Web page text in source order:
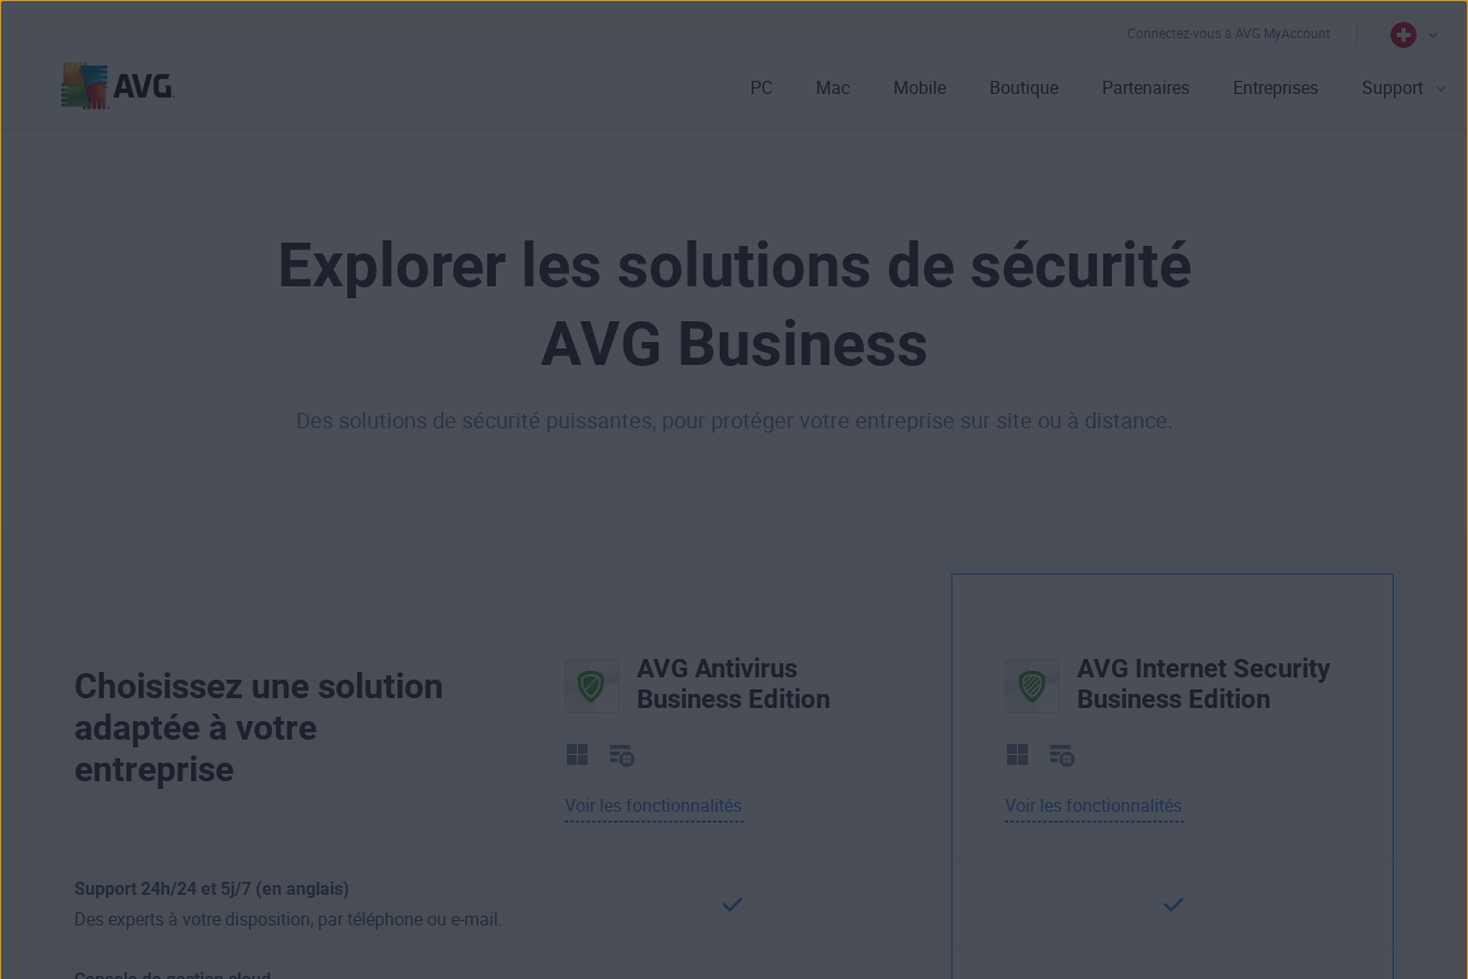
Connectez-vous à AVG MyAccount
PC Mac Mobile Boutique Partenaires Entreprises Support
Explorer les solutions de sécurité
AVG Business
Des solutions de sécurité puissantes, pour protéger votre entreprise sur site ou à distance.
Choisissez une solution
adaptée à votre
entreprise
AVG Antivirus
Business Edition
Voir les fonctionnalités
AVG Internet Security
Business Edition
Voir les fonctionnalités
Support 24h/24 et 5j/7 (en anglais)
Des experts à votre disposition, par téléphone ou e-mail.